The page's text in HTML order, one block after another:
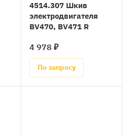
4514.307 Шкив
электродвигателя
BV470, BV471 R
4 978 ₽
По запросу